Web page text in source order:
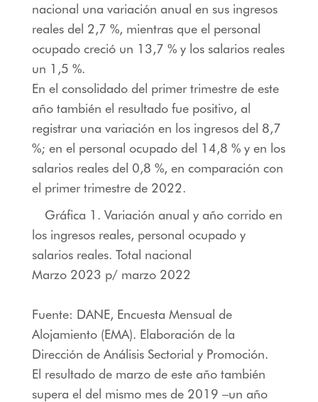
nacional una variación anual en sus ingresos
reales del 2,7 %, mientras que el personal
ocupado creció un 13,7 % y los salarios reales
un 1,5 %.
En el consolidado del primer trimestre de este
año también el resultado fue positivo, al
registrar una variación en los ingresos del 8,7
%; en el personal ocupado del 14,8 % y en los
salarios reales del 0,8 %, en comparación con
el primer trimestre de 2022.
Gráfica 1. Variación anual y año corrido en
los ingresos reales, personal ocupado y
salarios reales. Total nacional
Marzo 2023 p/ marzo 2022
Fuente: DANE, Encuesta Mensual de
Alojamiento (EMA). Elaboración de la
Dirección de Análisis Sectorial y Promoción.
El resultado de marzo de este año también
supera el del mismo mes de 2019 –un año